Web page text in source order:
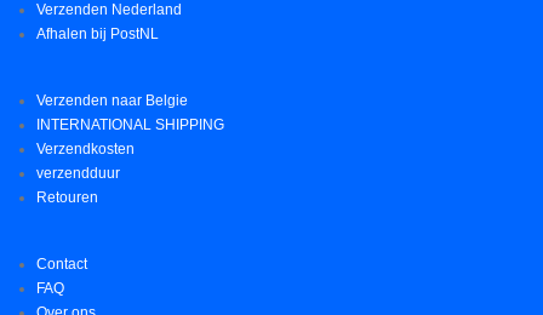
Verzenden Nederland
Afhalen bij PostNL
Verzenden naar Belgie
INTERNATIONAL SHIPPING
Verzendkosten
verzendduur
Retouren
Contact
FAQ